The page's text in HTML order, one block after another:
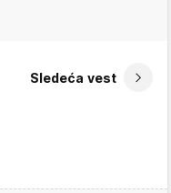
Sledeća vest